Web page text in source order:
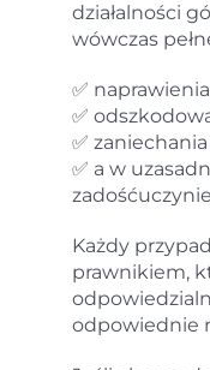
działalności
wówczas
✅
✅
✅
✅ a w
Każdy
prawnikiem,
odpowiednie